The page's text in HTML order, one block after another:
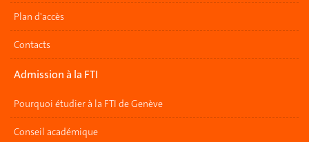
Plan d'accès
Contacts
Admission à la FTI
Pourquoi étudier à la FTI de Genève
Conseil académique